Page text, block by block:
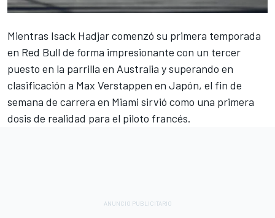
Mientras Isack Hadjarcomenzó su primera temporada
en Red Bull de forma impresionante con un tercer
puesto en la parrilla en Australia y superando en
clasificación a Max Verstappen en Japón, el fin de
semana de carrera en Miami sirvió como una primera
dosis de realidad para el piloto francés.